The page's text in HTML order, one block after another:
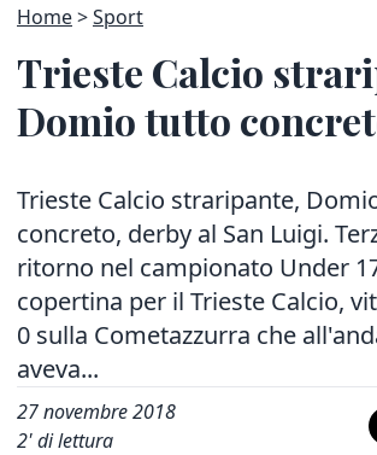
Home Sport
Trieste Calcio
Domio tutto
Trieste Calcio straripante,
concreto, derby al San Luigi.
ritorno nel campionato Under
copertina per il Trieste Calcio,
0 sulla Cometazzurra che
aveva...
27 novembre 2018
2' di lettura